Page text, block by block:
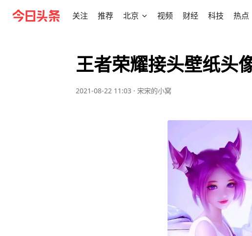
关注 推荐 北京 视频 财经 科技 热点
王者荣耀接头壁纸头
2021-08-22 11:03 · 宋宋的小窝